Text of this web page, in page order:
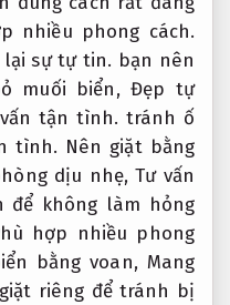
nhiều phong cách.
lại sự tự tin. bạn nên
muối biển,Đẹp tự
tận tình. tránh ố
tình. Nên giặt bằng
dịu nhẹ,Tư vấn
để không làm hỏng
hợp nhiều phong
bằng voan, Mang
riêng để tránh bị